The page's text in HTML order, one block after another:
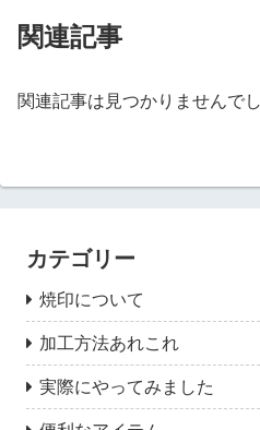
関連記事
関連記事は見つかりませんでし
カテゴリー
焼印について
加工方法あれこれ
実際にやってみました